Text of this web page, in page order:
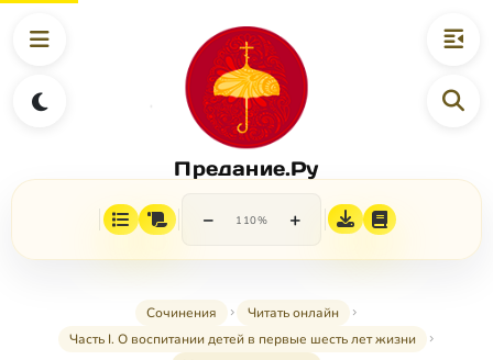
Предание.Ру
− 110% +
Сочинения
Читать онлайн
Часть I. О воспитании детей в первые шесть лет жизни